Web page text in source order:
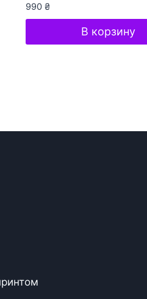
990 ₴
В корзину